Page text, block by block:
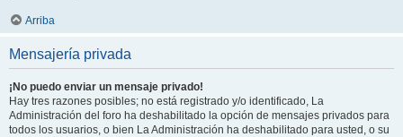
Arriba
Mensajería privada
¡No puedo enviar un mensaje privado!
Hay tres razones posibles; no está registrado y/o identificado, La
Administración del foro ha deshabilitado la opción de mensajes privados para
todos los usuarios, o bien La Administración ha deshabilitado para usted, o su